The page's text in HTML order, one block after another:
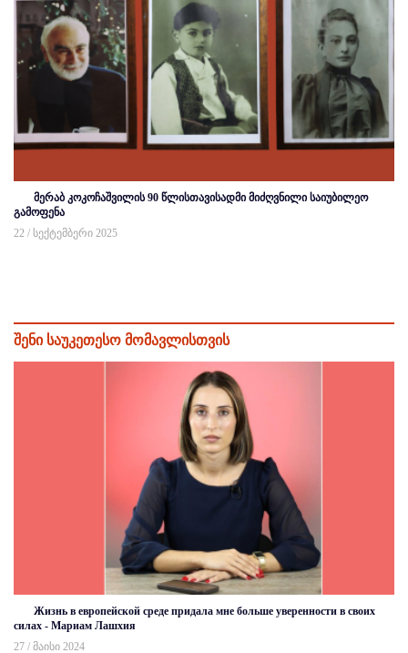
მერაბ კოკოჩაშვილის 90 წლისთავისადმი მიძღვნილი საიუბილეო
გამოფენა
22 / სექტემბერი 2025
შენი საუკეთესო მომავლისთვის
Жизнь в европейской среде придала мне больше уверенности в своих
силах - Мариам Лашхия
27 / მაისი 2024